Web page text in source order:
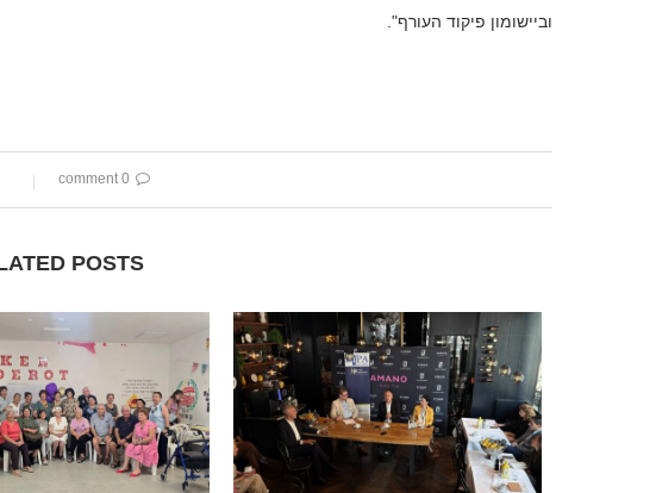
וביישומון פיקוד העורף".
0 comment
POSTS